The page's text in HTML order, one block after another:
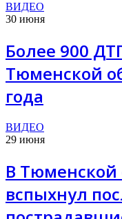
ВИДЕО
30 июня
Более 900
Тюменской
года
ВИДЕО
29 июня
В Тюменской
вспыхнул